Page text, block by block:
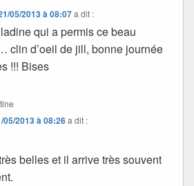
05/2013 à 08:07 a dit :
qui a permis ce beau
clin d’oeil de jill, bonne journée
!!! Bises
05/2013 à 08:26a dit :
belles et il arrive très souvent